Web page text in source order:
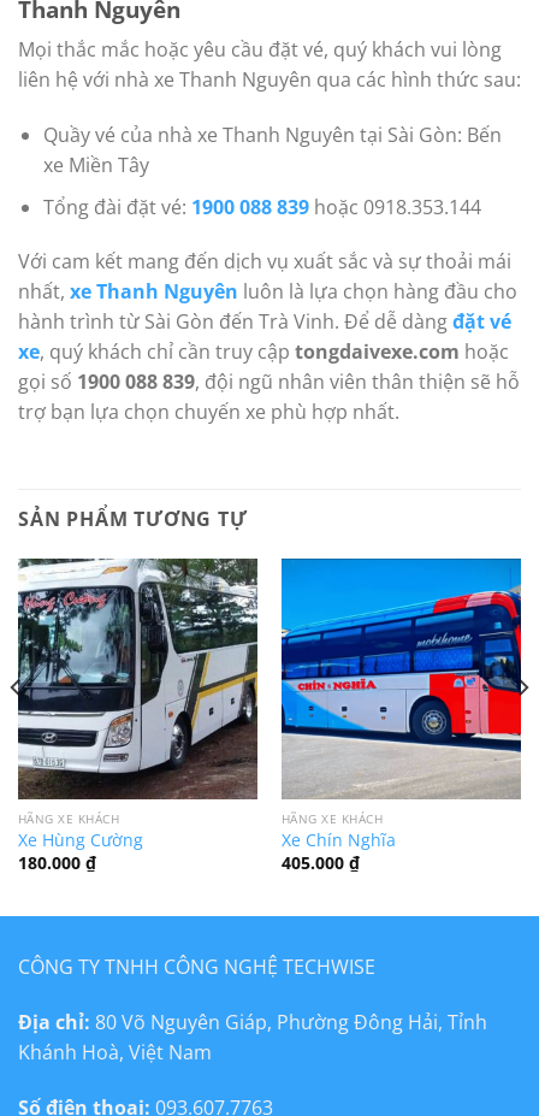
Thanh Nguyên
Mọi thắc mắc hoặc yêu cầu đặt vé, quý khách vui lòng
liên hệ với nhà xe Thanh Nguyên qua các hình thức sau:
Quầy vé của nhà xe Thanh Nguyên tại Sài Gòn: Bến
xe Miền Tây
Tổng đài đặt vé: 1900 088 839hoặc 0918.353.144
Với cam kết mang đến dịch vụ xuất sắc và sự thoải mái
nhất, xe Thanh Nguyên luôn là lựa chọn hàng đầu cho
hành trình từ Sài Gòn đến Trà Vinh. Để dễ dàngđặt vé
xe, quý khách chỉ cần truy cập tongdaivexe.com hoặc
gọi số 1900 088 839, đội ngũ nhân viên thân thiện sẽ hỗ
trợ bạn lựa chọn chuyến xe phù hợp nhất.
SẢN PHẨM TƯƠNG TỰ
HÃNG XE KHÁCH
Xe Hùng Cường
180.000 ₫
HÃNG XE KHÁCH
Xe Chín Nghĩa
405.000 ₫
CÔNG TY TNHH CÔNG NGHỆ TECHWISE
Địa chỉ: 80 Võ Nguyên Giáp, Phường Đông Hải, Tỉnh
Khánh Hoà, Việt Nam
Số điện thoại: 093.607.7763